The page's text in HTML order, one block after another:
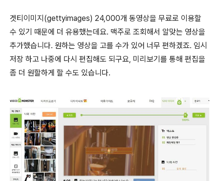
겟티이미지(gettyimages) 24,000개 동영상을 무료로 이용할
수 있기 때문에 더 유용했는데요. 맥주로 조회해서 알맞는 영상을
추가했습니다. 원하는 영상을 고를 수가 있어 너무 편하겠죠. 임시
저장 하고 나중에 다시 편집해도 되구요, 미리보기를 통해 편집을
좀 더 원할하게 할 수도 있습니다.